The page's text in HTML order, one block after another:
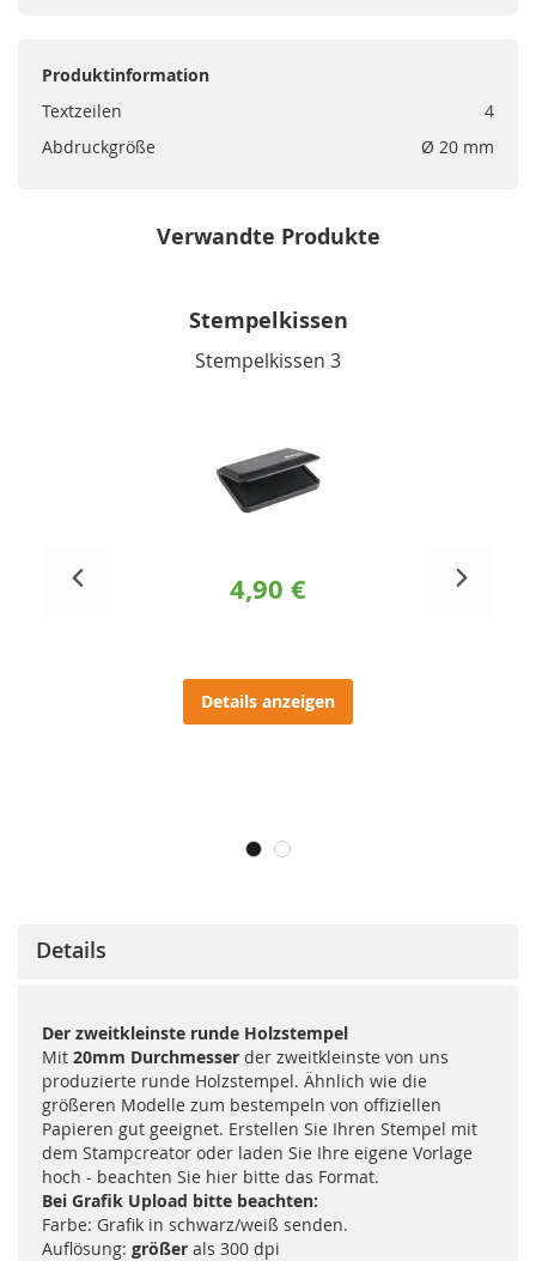
Produktinformation
Textzeilen
4
Abdruckgröße
Ø 20 mm
Verwandte Produkte
Stempelkissen
Stempelkissen 3
4,90 €
Details anzeigen
Details
Der zweitkleinste runde Holzstempel
Mit 20mm Durchmesser der zweitkleinste von uns
produzierte runde Holzstempel. Ähnlich wie die
größeren Modelle zum bestempeln von offiziellen
Papieren gut geeignet. Erstellen Sie Ihren Stempel mit
dem Stampcreator oder laden Sie Ihre eigene Vorlage
hoch - beachten Sie hier bitte das Format.
Bei Grafik Upload bitte beachten:
Farbe: Grafik in schwarz/weiß senden.
Auflösung: größer als 300 dpi